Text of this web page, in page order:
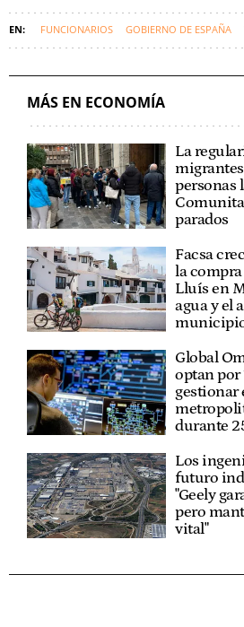
FUNCIONARIOS GOBIERNO DE ESPAÑA
MÁS EN ECONOMÍA
La
personas
parados
Facsa
la
Lluís en
agua y el
Global
optan por
gestionar
durante
Los
futuro
"Geely
pero
vital"